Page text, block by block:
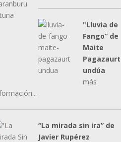
"Lluvia de
Fango” de
Maite
Pagazaurt
undúa
más
“La mirada sin ira” de
Javier Rupérez